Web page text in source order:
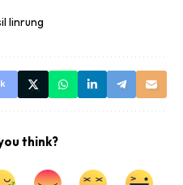
linrung
think?